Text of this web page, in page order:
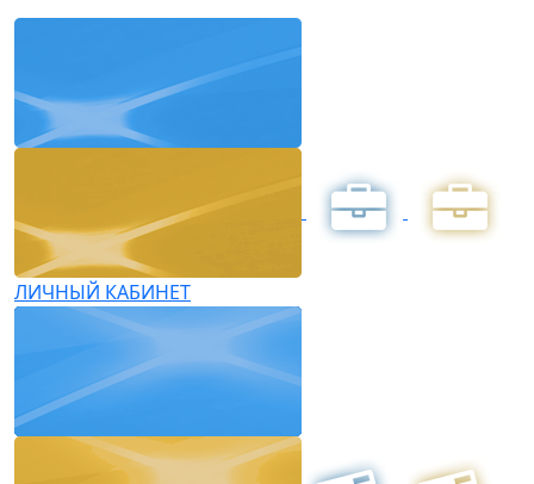
ЛИЧНЫЙ КАБИНЕТ